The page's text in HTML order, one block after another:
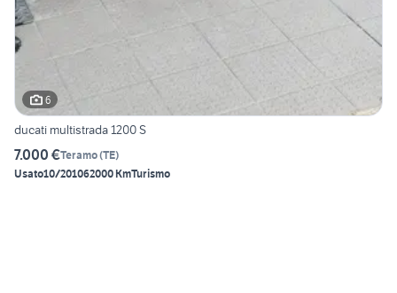
6
ducati multistrada 1200 S
7.000 €Teramo(TE)
Usato10/201062000 KmTurismo